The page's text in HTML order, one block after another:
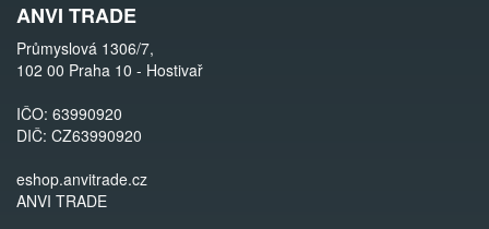
ANVI TRADE
Průmyslová 1306/7,
102 00 Praha 10 - Hostivař
IČO: 63990920
DIČ: CZ63990920
eshop.anvitrade.cz
ANVI TRADE